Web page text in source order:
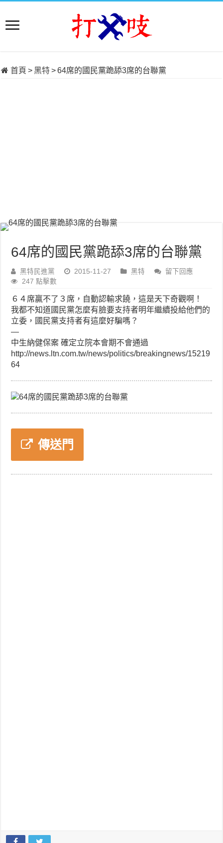
首頁 > 黑特>64席的國民黨跪舔3席的台聯黨
64席的國民黨跪舔3席的台聯黨
黑特民進黨 2015-11-27 黑特
留下回應
247 點擊數
６４席贏不了３席，自動認輸求饒，這是天下奇觀啊！
我都不知道國民黨怎麼有臉要支持者明年繼續投給他們的
立委，國民黨支持者有這麼好騙嗎？
—
中生納健保案 確定立院本會期不會通過
http://news.ltn.com.tw/news/politics/breakingnews/15219
64
傳送門